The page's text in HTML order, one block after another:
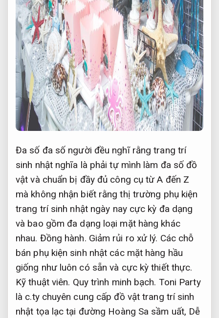
Đa số đa số người đều nghĩ rằng trang trí
sinh nhật nghĩa là phải tự mình làm đa số đồ
vật và chuẩn bị đầy đủ công cụ từ A đến Z
mà không nhận biết rằng thị trường phụ kiện
trang trí sinh nhật ngày nay cực kỳ đa dạng
và bao gồm đa dạng loại mặt hàng khác
nhau. Đồng hành. Giảm rủi ro xử lý. Các chỗ
bán phụ kiện sinh nhật các mặt hàng hầu
giống như luôn có sẵn và cực kỳ thiết thực.
Kỹ thuật viên. Quy trình minh bạch. Toni Party
là c.ty chuyên cung cấp đồ vật trang trí sinh
nhật tọa lạc tại đường Hoàng Sa sầm uất, Dễ